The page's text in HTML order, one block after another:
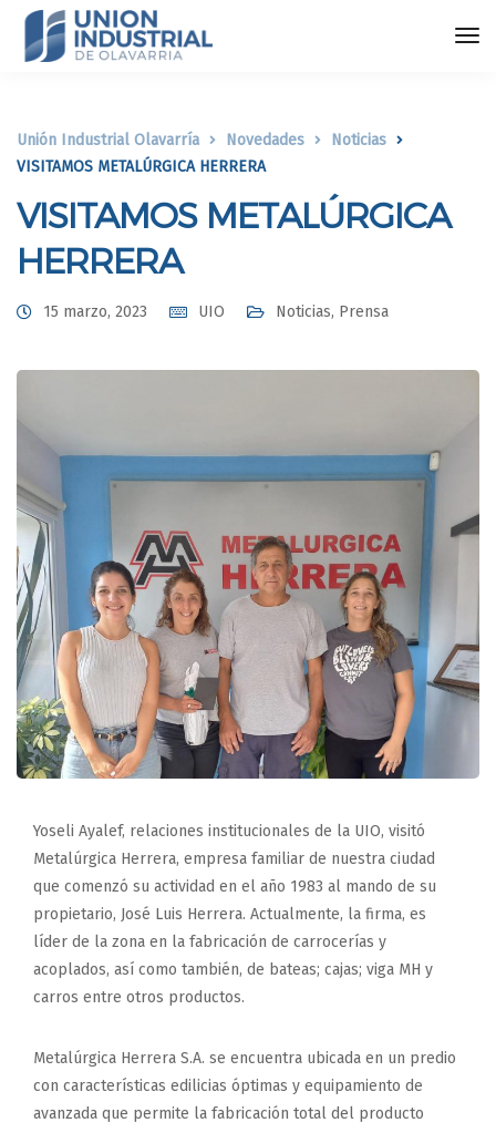
Unión Industrial Olavarría Novedades
Noticias
VISITAMOS METALÚRGICA HERRERA
VISITAMOS METALÚRGICA
HERRERA
15 marzo, 2023 UIO Noticias, Prensa
Yoseli Ayalef, relaciones institucionales de la UIO, visitó
Metalúrgica Herrera, empresa familiar de nuestra ciudad
que comenzó su actividad en el año 1983 al mando de su
propietario, José Luis Herrera. Actualmente, la firma, es
líder de la zona en la fabricación de carrocerías y
acoplados, así como también, de bateas; cajas; viga MH y
carros entre otros productos.
Metalúrgica Herrera S.A. se encuentra ubicada en un predio
con características edilicias óptimas y equipamiento de
avanzada que permite la fabricación total del producto